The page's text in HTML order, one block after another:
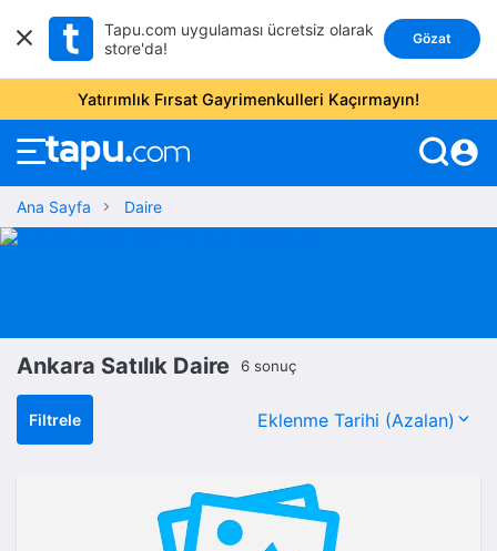
Tapu.com uygulaması ücretsiz olarak
store'da!
Gözat
Yatırımlık Fırsat Gayrimenkulleri Kaçırmayın!
account_circle
Ana Sayfa Daire
Ankara Satılık Daire 6 sonuç
Filtrele